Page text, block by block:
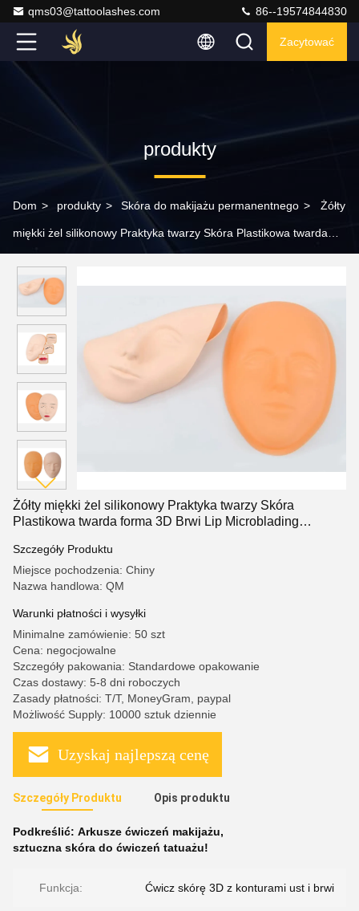
qms03@tattoolashes.com 86--19574844830
Zacytować
produkty
Dom > produkty > Skóra do makijażu permanentnego > Żółty
miękki żel silikonowy Praktyka twarzy Skóra Plastikowa twarda
Żółty miękki żel silikonowy Praktyka twarzy Skóra
Plastikowa twarda forma 3D Brwi Lip Microblading
Szczegóły Produktu
Miejsce pochodzenia: Chiny
Nazwa handlowa: QM
Warunki płatności i wysyłki
Minimalne zamówienie: 50 szt
Cena: negocjowalne
Szczegóły pakowania: Standardowe opakowanie
Czas dostawy: 5-8 dni roboczych
Zasady płatności: T/T, MoneyGram, paypal
Możliwość Supply: 10000 sztuk dziennie
Uzyskaj najlepszą cenę
Szczegóły Produktu Opis produktu
Podkreślić: Arkusze ćwiczeń makijażu,
sztuczna skóra do ćwiczeń tatuażu!
Funkcja: Ćwicz skórę 3D z konturami ust i brwi